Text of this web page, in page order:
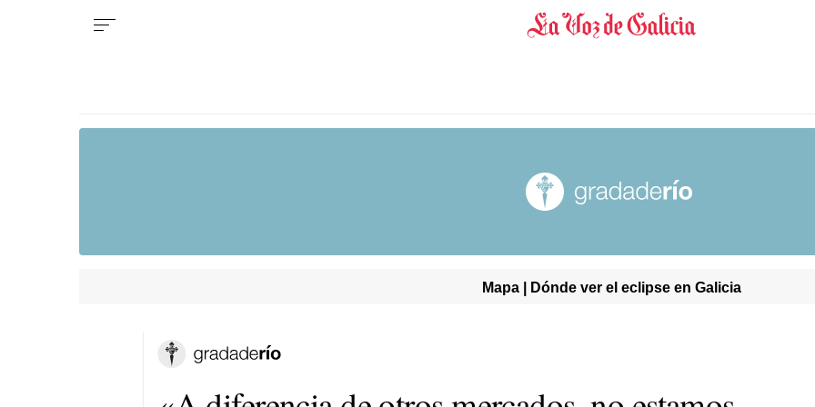
Mapa | Dónde ver el eclipse en Galicia